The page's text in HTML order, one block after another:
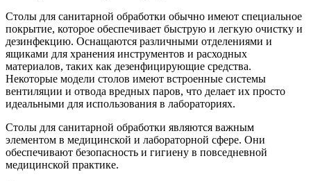
Столы для санитарной обработки обычно имеют специальное
покрытие, которое обеспечивает быструю и легкую очистку и
дезинфекцию. Оснащаются различными отделениями и
ящиками для хранения инструментов и расходных
материалов, таких как дезенфицирующие средства.
Некоторые модели столов имеют встроенные системы
вентиляции и отвода вредных паров, что делает их просто
идеальными для использования в лабораториях.
Столы для санитарной обработки являются важным
элементом в медицинской и лабораторной сфере. Они
обеспечивают безопасность и гигиену в повседневной
медицинской практике.